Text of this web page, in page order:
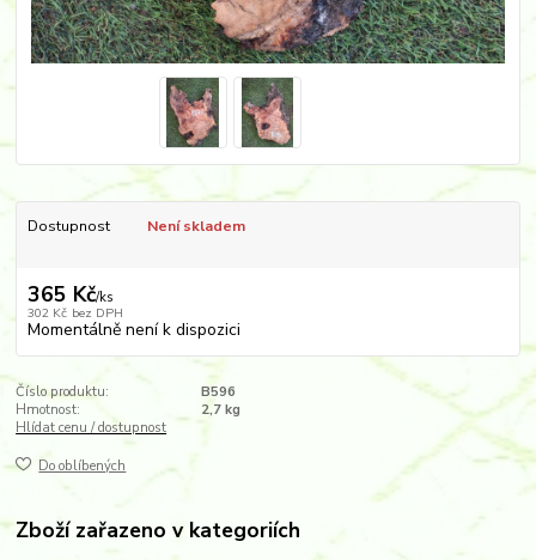
Dostupnost Není skladem
365 Kč/ks
302 Kč bez DPH
Momentálně není k dispozici
Číslo produktu:
B596
Hmotnost:
2,7 kg
Hlídat cenu / dostupnost
Do oblíbených
Zboží zařazeno v kategoriích